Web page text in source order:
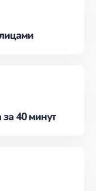
40 минут